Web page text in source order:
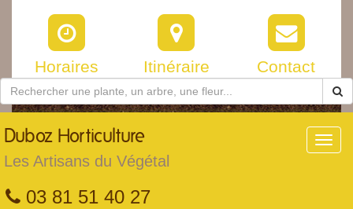
Horaires Itinéraire Contact
Duboz Horticulture
Les Artisans du Végétal
03 81 51 40 27